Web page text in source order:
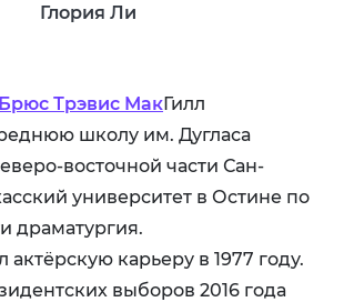
Глория Ли
Брюс Трэвис МакГилл
школу им. Дугласа
восточной части Сан-
университет в Остине по
драматургия.
актёрскую карьеру в 1977 году.
выборов 2016 года